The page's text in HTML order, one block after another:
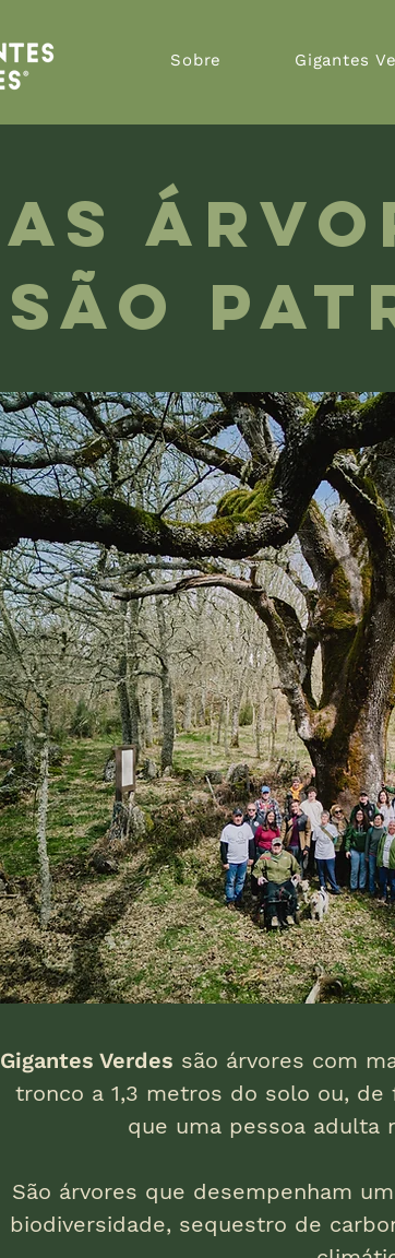
Sobre Gigantes
As
são
Gigantes Verdes são árvores com
tronco a 1,3 metros do solo ou,
que uma pessoa adulta
São árvores que desempenham
biodiversidade, sequestro de